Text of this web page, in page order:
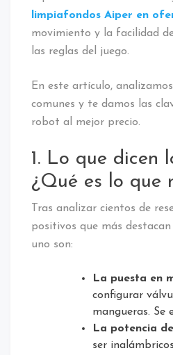
limpiafondos Aiper en
movimiento y la facilidad
las reglas del juego.
En este artículo,
comunes y te damos las
robot al mejor precio.
1. Lo que dicen
¿Qué es lo que
Tras analizar cientos de
positivos que más
uno son:
La puesta en
configurar
mangueras. Se
La potencia
ser